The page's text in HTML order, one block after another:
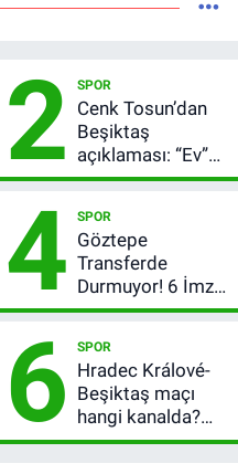
2 SPOR
Cenk Tosun’dan
Beşiktaş
açıklaması: “Ev”
dedi, asıl mesajı
verdi
4 SPOR
Göztepe
Transferde
Durmuyor! 6 İmza
Sonrası Yeni
Oldu
6 SPOR
Hradec Králové-
Beşiktaş maçı
hangi kanalda?
Şifresiz canlı yayın